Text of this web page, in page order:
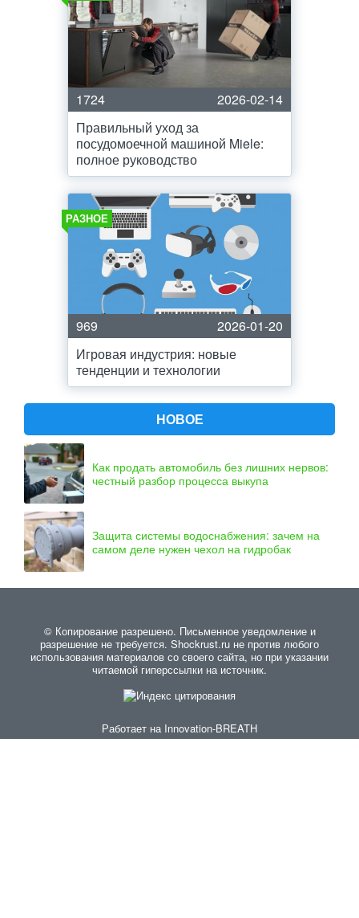
1724
2026-02-14
Правильный уход за
посудомоечной машиной Miele:
полное руководство
РАЗНОЕ
969
2026-01-20
Игровая индустрия: новые
тенденции и технологии
НОВОЕ
Как продать автомобиль без лишних нервов:
честный разбор процесса выкупа
Защита системы водоснабжения: зачем на
самом деле нужен чехол на гидробак
© Копирование разрешено. Письменное уведомление и
разрешение не требуется. Shockrust.ru не против любого
использования материалов со своего сайта, но при указании
читаемой гиперссылки на источник.
Работает на Innovation-BREATH